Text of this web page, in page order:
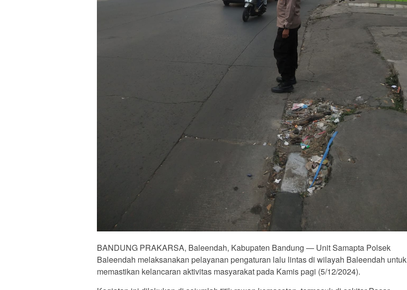
BANDUNG PRAKARSA, Baleendah, Kabupaten Bandung — Unit Samapta Polsek
Baleendah melaksanakan pelayanan pengaturan lalu lintas di wilayah Baleendah untuk
memastikan kelancaran aktivitas masyarakat pada Kamis pagi (5/12/2024).